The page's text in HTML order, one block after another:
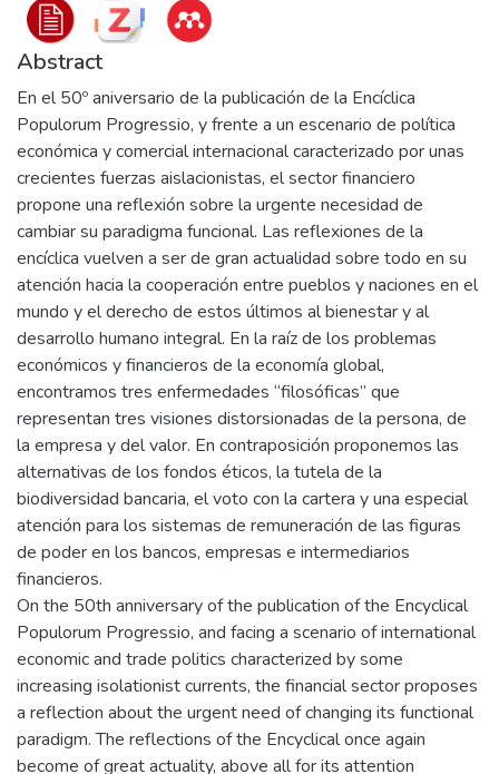
Abstract
En el 50º aniversario de la publicación de la Encíclica
Populorum Progressio, y frente a un escenario de política
económica y comercial internacional caracterizado por unas
crecientes fuerzas aislacionistas, el sector financiero
propone una reflexión sobre la urgente necesidad de
cambiar su paradigma funcional. Las reflexiones de la
encíclica vuelven a ser de gran actualidad sobre todo en su
atención hacia la cooperación entre pueblos y naciones en el
mundo y el derecho de estos últimos al bienestar y al
desarrollo humano integral. En la raíz de los problemas
económicos y financieros de la economía global,
encontramos tres enfermedades “filosóficas” que
representan tres visiones distorsionadas de la persona, de
la empresa y del valor. En contraposición proponemos las
alternativas de los fondos éticos, la tutela de la
biodiversidad bancaria, el voto con la cartera y una especial
atención para los sistemas de remuneración de las figuras
de poder en los bancos, empresas e intermediarios
financieros.
On the 50th anniversary of the publication of the Encyclical
Populorum Progressio, and facing a scenario of international
economic and trade politics characterized by some
increasing isolationist currents, the financial sector proposes
a reflection about the urgent need of changing its functional
paradigm. The reflections of the Encyclical once again
become of great actuality, above all for its attention